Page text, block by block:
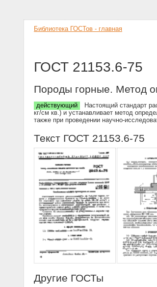
Библиотека ГОСТов - главная
ГОСТ 21153.6-75
Породы горные. Метод
действующий
Настоящий стандарт
кг/см кв.) и устанавливает метод
также при проведении научно-
Текст ГОСТ 21153.6-75
Другие ГОСТы